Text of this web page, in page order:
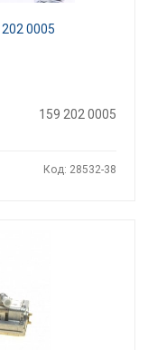
0005
159 202 0005
Код: 28532-38